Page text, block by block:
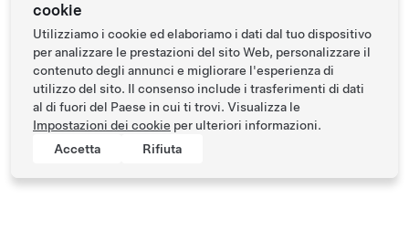
cookie
Utilizziamo i cookie ed elaboriamo i dati dal tuo dispositivo
per analizzare le prestazioni del sito Web, personalizzare il
contenuto degli annunci e migliorare l'esperienza di
utilizzo del sito. Il consenso include i trasferimenti di dati
al di fuori del Paese in cui ti trovi. Visualizza le
Impostazioni dei cookie per ulteriori informazioni.
Accetta
Rifiuta